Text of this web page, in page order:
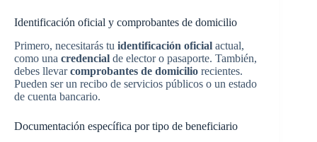
Identificación oficial y comprobantes de domicilio
Primero, necesitarás tu identificación oficial actual,
como una credencial de elector o pasaporte. También,
debes llevarcomprobantes de domicilio recientes.
Pueden ser un recibo de servicios públicos o un estado
de cuenta bancario.
Documentación específica por tipo de beneficiario